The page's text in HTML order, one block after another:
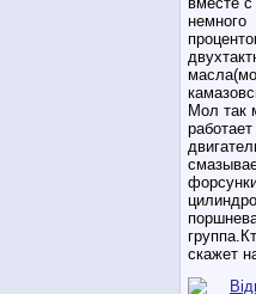
немного
Мол так
работает
скажет